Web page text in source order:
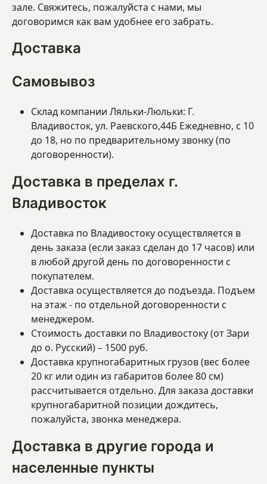
зале. Свяжитесь, пожалуйста с нами, мы
договоримся как вам удобнее его забрать.
Доставка
Самовывоз
Склад компании Ляльки-Люльки: Г.
Владивосток, ул. Раевского,44Б Ежедневно, с 10
до 18, но по предварительному звонку (по
договоренности).
Доставка в пределах г.
Владивосток
Доставка по Владивостоку осуществляется в
день заказа (если заказ сделан до 17 часов) или
в любой другой день по договоренности с
покупателем.
Доставка осуществляется до подъезда. Подъем
на этаж - по отдельной договоренности с
менеджером.
Стоимость доставки по Владивостоку (от Зари
до о. Русский) – 1500 руб.
Доставка крупногабаритных грузов (вес более
20 кг или один из габаритов более 80 см)
рассчитывается отдельно. Для заказа доставки
крупногабаритной позиции дождитесь,
пожалуйста, звонка менеджера.
Доставка в другие города и
населенные пункты